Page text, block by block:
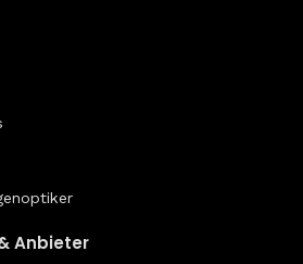
Anbieter